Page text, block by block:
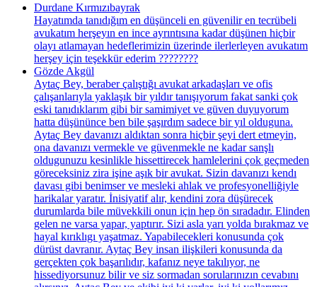
Durdane Kırmızıbayrak
Hayatımda tanıdığım en düşünceli en güvenilir en tecrübeli
avukatım herşeyın en ince ayrıntısına kadar düşünen hiçbir
olayı atlamayan hedeflerimizin üzerinde ilerlerleyen avukatım
herşey için teşekkür ederim ????????
Gözde Akgül
Aytaç Bey, beraber çalıştığı avukat arkadaşları ve ofis
çalışanlarıyla yaklaşık bir yıldır tanışıyorum fakat sanki çok
eski tanıdıklarım gibi bir samimiyet ve güven duyuyorum
hatta düşününce ben bile şaşırdım sadece bir yıl olduguna.
Aytaç Bey davanızı aldıktan sonra hiçbir şeyi dert etmeyin,
ona davanızı vermekle ve güvenmekle ne kadar sanşlı
oldugunuzu kesinlikle hissettirecek hamlelerini çok geçmeden
göreceksiniz zira işine aşık bir avukat. Sizin davanızı kendı
davası gibi benimser ve mesleki ahlak ve profesyonelliğiyle
harikalar yaratır. İnisiyatif alır, kendini zora düşürecek
durumlarda bile müvekkili onun için hep ön sıradadır. Elinden
gelen ne varsa yapar, yaptırır. Sizi asla yarı yolda bırakmaz ve
hayal kırıklıgı yaşatmaz. Yapabilecekleri konusunda çok
dürüst davranır. Aytaç Bey insan ilişkileri konusunda da
gerçekten çok başarılıdır, kafanız neye takılıyor, ne
hissediyorsunuz bilir ve siz sormadan sorularınızın cevabını